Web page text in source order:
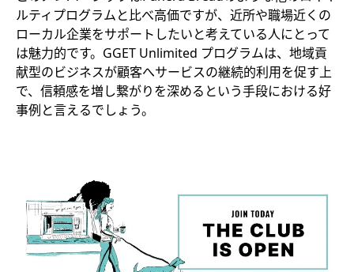
ルティプログラムと比べ高価ですが、近所や職場近くの
ローカル企業をサポートしたいと考えている人にとって
は魅力的です。GGET Unlimited プログラムは、地域貢
献型のビジネスが顧客へサービスの継続的利用を促す上
で、信頼感を増し繋がりを深めるという手段における好
事例と言えるでしょう。